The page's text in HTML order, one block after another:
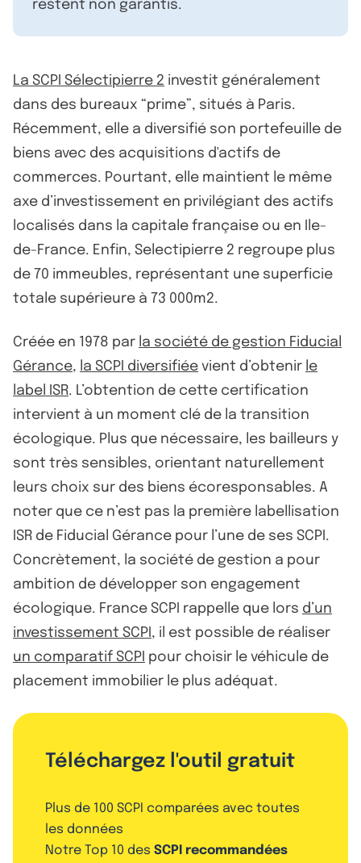
restent non garantis.
La SCPI Sélectipierre 2 investit généralement
dans des bureaux “prime”, situés à Paris.
Récemment, elle a diversifié son portefeuille de
biens avec des acquisitions d'actifs de
commerces. Pourtant, elle maintient le même
axe d’investissement en privilégiant des actifs
localisés dans la capitale française ou en Ile-
de-France. Enfin, Selectipierre 2 regroupe plus
de 70 immeubles, représentant une superficie
totale supérieure à 73 000m2.
Créée en 1978 par la société de gestion Fiducial
Gérance, la SCPI diversifiée vient d’obtenir le
label ISR. L’obtention de cette certification
intervient à un moment clé de la transition
écologique. Plus que nécessaire, les bailleurs y
sont très sensibles, orientant naturellement
leurs choix sur des biens écoresponsables. A
noter que ce n’est pas la première labellisation
ISR de Fiducial Gérance pour l’une de ses SCPI.
Concrètement, la société de gestion a pour
ambition de développer son engagement
écologique. France SCPI rappelle que lors d’un
investissement SCPI , il est possible de réaliser
un comparatif SCPI pour choisir le véhicule de
placement immobilier le plus adéquat.
Téléchargez l'outil gratuit
Plus de 100 SCPI comparées avec toutes
les données
Notre Top 10 des SCPI recommandées